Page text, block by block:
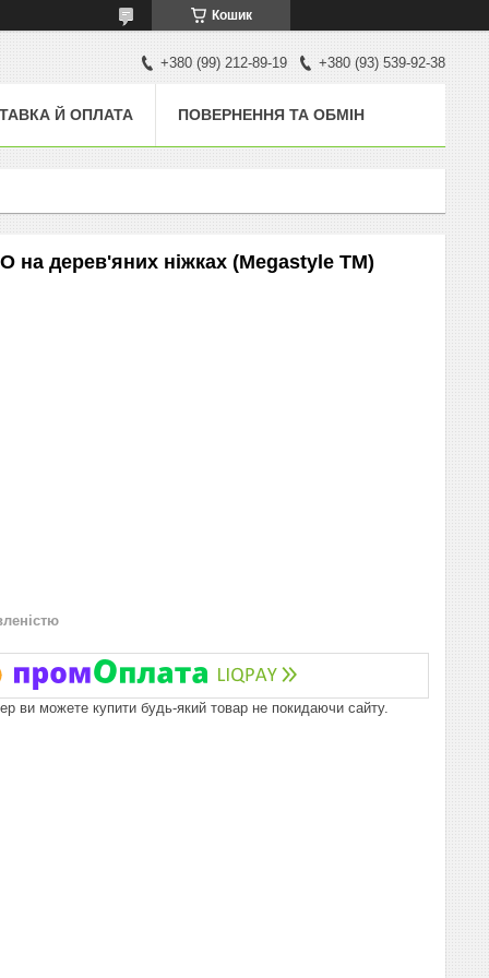
Кошик
+380 (99) 212-89-19 +380 (93) 539-92-38
Й ОПЛАТА ПОВЕРНЕННЯ ТА ОБМІН
на дерев'яних ніжках (Megastyle ТМ)
ви можете купити будь-який товар не покидаючи сайту.